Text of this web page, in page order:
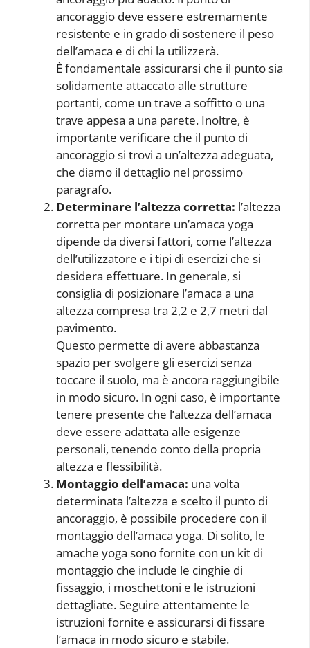
ancoraggio deve essere estremamente
resistente e in grado di sostenere il peso
dell’amaca e di chi la utilizzerà.
È fondamentale assicurarsi che il punto sia
solidamente attaccato alle strutture
portanti, come un trave a soffitto o una
trave appesa a una parete. Inoltre, è
importante verificare che il punto di
ancoraggio si trovi a un’altezza adeguata,
che diamo il dettaglio nel prossimo
paragrafo.
Determinare l’altezza corretta: l’altezza
corretta per montare un’amaca yoga
dipende da diversi fattori, come l’altezza
dell’utilizzatore e i tipi di esercizi che si
desidera effettuare. In generale, si
consiglia di posizionare l’amaca a una
altezza compresa tra 2,2 e 2,7 metri dal
pavimento.
Questo permette di avere abbastanza
spazio per svolgere gli esercizi senza
toccare il suolo, ma è ancora raggiungibile
in modo sicuro. In ogni caso, è importante
tenere presente che l’altezza dell’amaca
deve essere adattata alle esigenze
personali, tenendo conto della propria
altezza e flessibilità.
Montaggio dell’amaca: una volta
determinata l’altezza e scelto il punto di
ancoraggio, è possibile procedere con il
montaggio dell’amaca yoga. Di solito, le
amache yoga sono fornite con un kit di
montaggio che include le cinghie di
fissaggio, i moschettoni e le istruzioni
dettagliate. Seguire attentamente le
istruzioni fornite e assicurarsi di fissare
l’amaca in modo sicuro e stabile.